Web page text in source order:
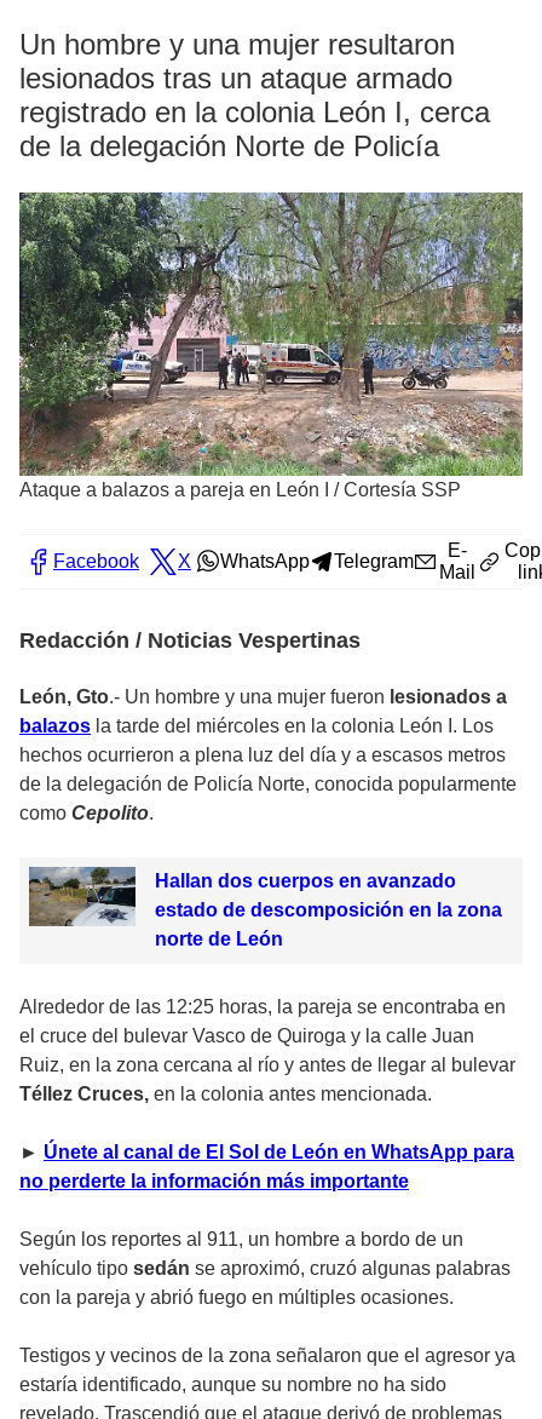
Un hombre y una mujer resultaron
lesionados tras un ataque armado
registrado en la colonia León I, cerca
de la delegación Norte de Policía
Ataque a balazos a pareja en León I /Cortesía SSP
Facebook X WhatsApp Telegram
E-
Mail
Redacción / Noticias Vespertinas
León, Gto.- Un hombre y una mujer fueron lesionados a
balazos la tarde del miércoles en la colonia León I. Los
hechos ocurrieron a plena luz del día y a escasos metros
de la delegación de Policía Norte, conocida popularmente
como Cepolito.
Hallan dos cuerpos en avanzado
estado de descomposición en la zona
norte de León
Alrededor de las 12:25 horas, la pareja se encontraba en
el cruce del bulevar Vasco de Quiroga y la calle Juan
Ruiz, en la zona cercana al río y antes de llegar al bulevar
Téllez Cruces, en la colonia antes mencionada.
► Únete al canal de El Sol de León en WhatsApp para
no perderte la información más importante
Según los reportes al 911, un hombre a bordo de un
vehículo tipo sedán se aproximó, cruzó algunas palabras
con la pareja y abrió fuego en múltiples ocasiones.
Testigos y vecinos de la zona señalaron que el agresor ya
estaría identificado, aunque su nombre no ha sido
revelado. Trascendió que el ataque derivó de problemas